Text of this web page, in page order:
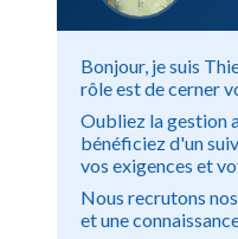
Bonjour, je suis
rôle est de cerner
Oubliez la gestion
bénéficiez d'un
vos exigences et
Nous recrutons
et une